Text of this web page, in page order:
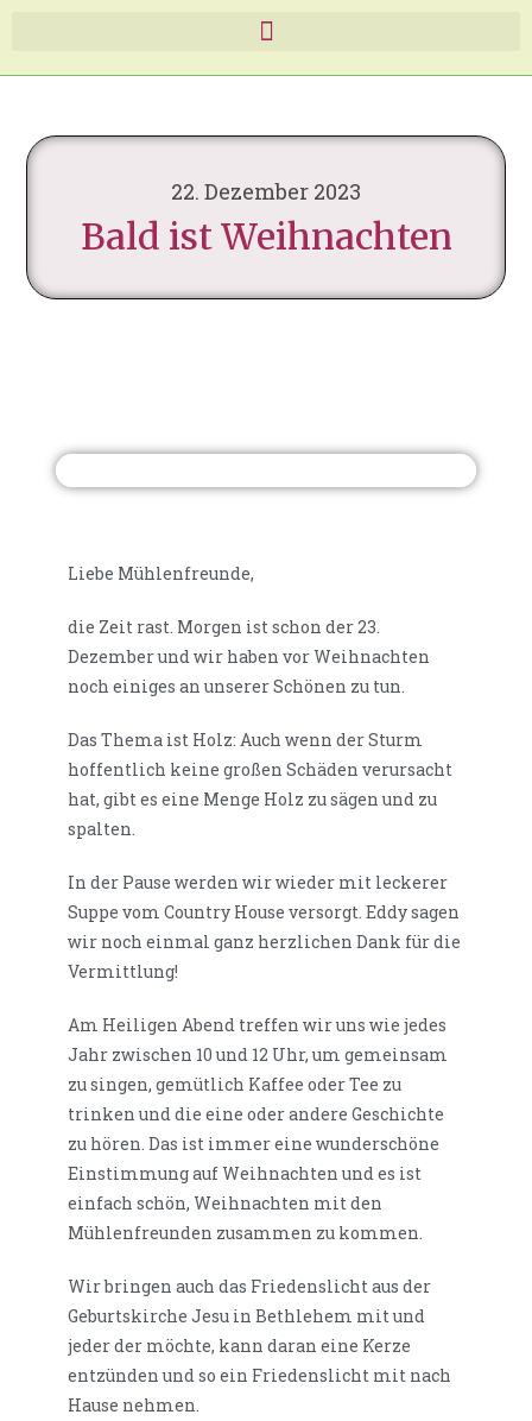
22. Dezember 2023
Bald ist Weihnachten
Liebe Mühlenfreunde,
die Zeit rast. Morgen ist schon der 23.
Dezember und wir haben vor Weihnachten
noch einiges an unserer Schönen zu tun.
Das Thema ist Holz: Auch wenn der Sturm
hoffentlich keine großen Schäden verursacht
hat, gibt es eine Menge Holz zu sägen und zu
spalten.
In der Pause werden wir wieder mit leckerer
Suppe vom Country House versorgt. Eddy sagen
wir noch einmal ganz herzlichen Dank für die
Vermittlung!
Am Heiligen Abend treffen wir uns wie jedes
Jahr zwischen 10 und 12 Uhr, um gemeinsam
zu singen, gemütlich Kaffee oder Tee zu
trinken und die eine oder andere Geschichte
zu hören. Das ist immer eine wunderschöne
Einstimmung auf Weihnachten und es ist
einfach schön, Weihnachten mit den
Mühlenfreunden zusammen zu kommen.
Wir bringen auch das Friedenslicht aus der
Geburtskirche Jesu in Bethlehem mit und
jeder der möchte, kann daran eine Kerze
entzünden und so ein Friedenslicht mit nach
Hause nehmen.